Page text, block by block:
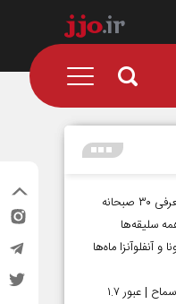
صبحانه چی درست کنم؟ معرفی ۳۰ صبحانه
سلیقه‌ها
و آنفلوآنزا ماه‌ها
ثبت‌نام ۲.۵ میلیون زائر در سماح | عبور ۱.۷